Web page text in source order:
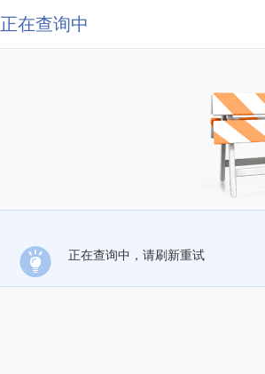
正在查询中
正在查询中，请刷新重试